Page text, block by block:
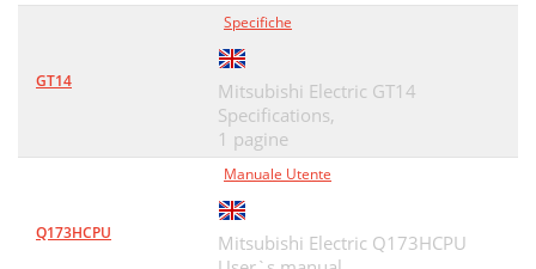
GT14
Specifiche
Mitsubishi Electric GT14
Specifications,
1 pagine
Q173HCPU
Manuale Utente
Mitsubishi Electric Q173HCPU